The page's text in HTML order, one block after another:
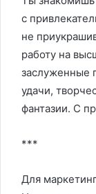
с
не
работу на
заслуженные
удачи,
фантазии. С
***
Для